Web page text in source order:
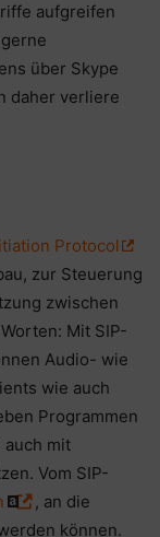
aufgreifen
über Skype
daher verliere
Protocol
zur Steuerung
zwischen
Mit SIP-
Audio- wie
wie auch
Programmen
auch mit
Vom SIP-
, an die
können.